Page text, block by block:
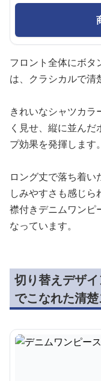
フロント全体にボタ
は、クラシカルで清
きれいなシャツカラ
く見せ、縦に並ん
プ効果を発揮します。
ロング丈で落ち着
しみやすさも感じら
襟付きデニムワンピ
なっています。
切り替えデザ
でこなれた清